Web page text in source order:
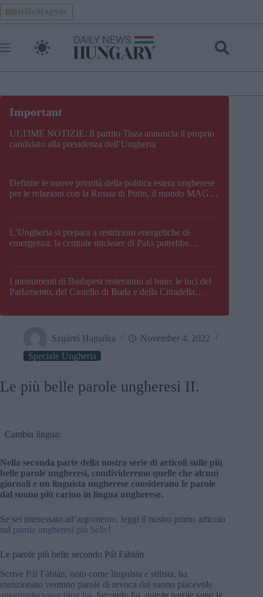
Skip
to
content
HelloMagyar
ULTIME NOTIZIE: Il partito Tisza annuncia il proprio
candidato alla presidenza dell’Ungheria
Definite le nuove priorità della politica estera ungherese
per le relazioni con la Russia di Putin, il mondo MAGA,
L’Ungheria si prepara a restrizioni energetiche di
emergenza; la centrale nucleare di Paks potrebbe
I monumenti di Budapest resteranno al buio: le luci del
Parlamento, del Castello di Buda e della Cittadella
Szijártó Hajnalka
November 4, 2022
Speciale Ungheria
Le più belle parole ungheresi II.
Cambia lingua:
Nella seconda parte della nostra serie di articoli sulle più
belle parole ungheresi, condivideremo quelle che alcuni
giornali e un linguista ungherese considerano le parole
dal suono più carino in lingua ungherese.
Se sei interessato all’argomento, leggi il nostro primo articolo
sul parole ungheresi più belle!
Le parole più belle secondo Pál Fábián
Scrive Pál Fábián, noto come linguista e stilista, ha
menzionato ventuno parole di revoca dal suono piacevole
anyanyelvcsavar.blog.hu. Secondo lui, queste parole sono le